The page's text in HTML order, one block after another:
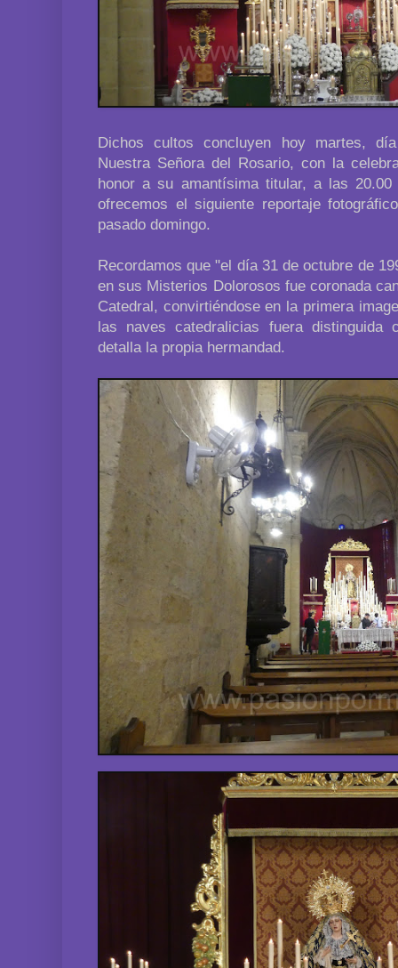
Dichos cultos concluyen hoy martes,
Nuestra Señora del Rosario, con la
honor a su amantísima titular, a las
ofrecemos el siguiente reportaje
pasado domingo.
Recordamos que "el día 31 de octubre de
en sus Misterios Dolorosos fue coronada
Catedral, convirtiéndose en la primera
las naves catedralicias fuera
detalla la propia hermandad.